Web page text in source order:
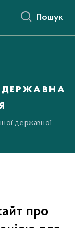
Пошук
державної
про